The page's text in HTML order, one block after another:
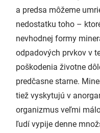
a predsa môžeme
nedostatku toho –
nevhodnej formy
odpadových prvkov v
poškodenia životne
predčasne starne.
tiež vyskytujú v
organizmus veľmi
ľudí vypije denne